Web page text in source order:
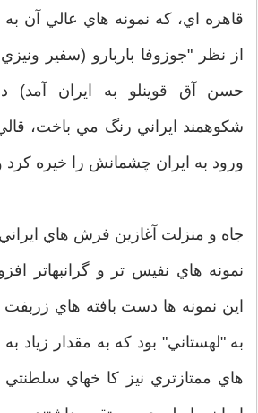
قاهره اي، كه نمونه هاي عالي آن
از نظر "جوزوفا باربارو (سفير
حسن آق قوينلو به ايران آمد)
شكوهمند ايراني رنگ مي باخت،
ورود به ايران چشمانش را خيره كرد
جاه و منزلت آغازين فرش هاي
نمونه هاي نفيس تر و گرانبهاتر
اين نمونه ها دست بافته هاي
به "لهستاني" بود كه به مقدار زياد
هاي ممتازتري نيز كا خهاي